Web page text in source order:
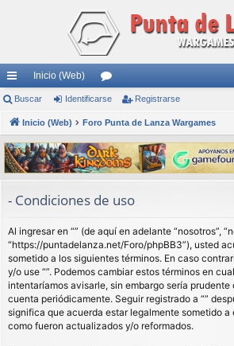
nl
ac
es
rá
s
Inicio (Web)
or
os
Buscar Identificarse Registrarse
Inicio (Web) Foro Punta de Lanza Wargames
- Condiciones de uso
Al ingresar en “” (de aquí en adelante “nosotros”,
“https://puntadelanza.net/Foro/phpBB3”), usted
sometido a los siguientes términos. En caso
y/o use “”. Podemos cambiar estos términos en
intentaríamos avisarle, sin embargo sería prudente
cuenta periódicamente. Seguir registrado a “”
significa que acuerda estar legalmente sometido a
como fueron actualizados y/o reformados.